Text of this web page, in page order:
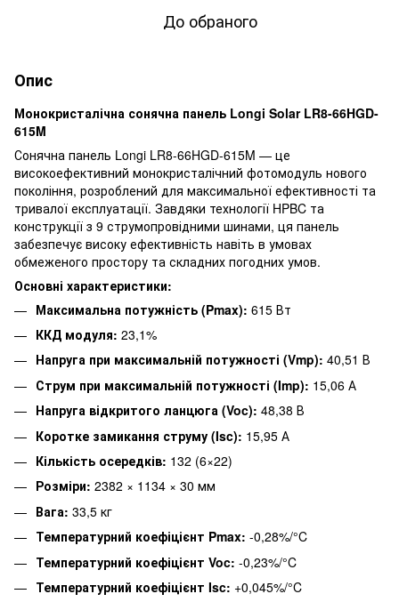
До обраного
Опис
Монокристалічна сонячна панель Longi Solar LR8-66HGD-
615M
Сонячна панель Longi LR8-66HGD-615M — це
високоефективний монокристалічний фотомодуль нового
покоління, розроблений для максимальної ефективності та
тривалої експлуатації. Завдяки технології HPBC та
конструкції з 9 струмопровідними шинами, ця панель
забезпечує високу ефективність навіть в умовах
обмеженого простору та складних погодних умов.
Основні характеристики:
Максимальна потужність (Pmax): 615 Вт
ККД модуля: 23,1%
Напруга при максимальній потужності (Vmp): 40,51 В
Струм при максимальній потужності (Imp): 15,06 А
Напруга відкритого ланцюга (Voc): 48,38 В
Коротке замикання струму (Isc): 15,95 А
Кількість осередків: 132 (6×22)
Розміри: 2382 × 1134 × 30 мм
Вага: 33,5 кг
Температурний коефіцієнт Pmax: -0,28%/°C
Температурний коефіцієнт Voc: -0,23%/°C
Температурний коефіцієнт Isc: +0,045%/°C